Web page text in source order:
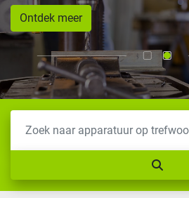
Ontdek meer